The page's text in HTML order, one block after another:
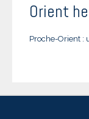
Orient
Proche-Orient :